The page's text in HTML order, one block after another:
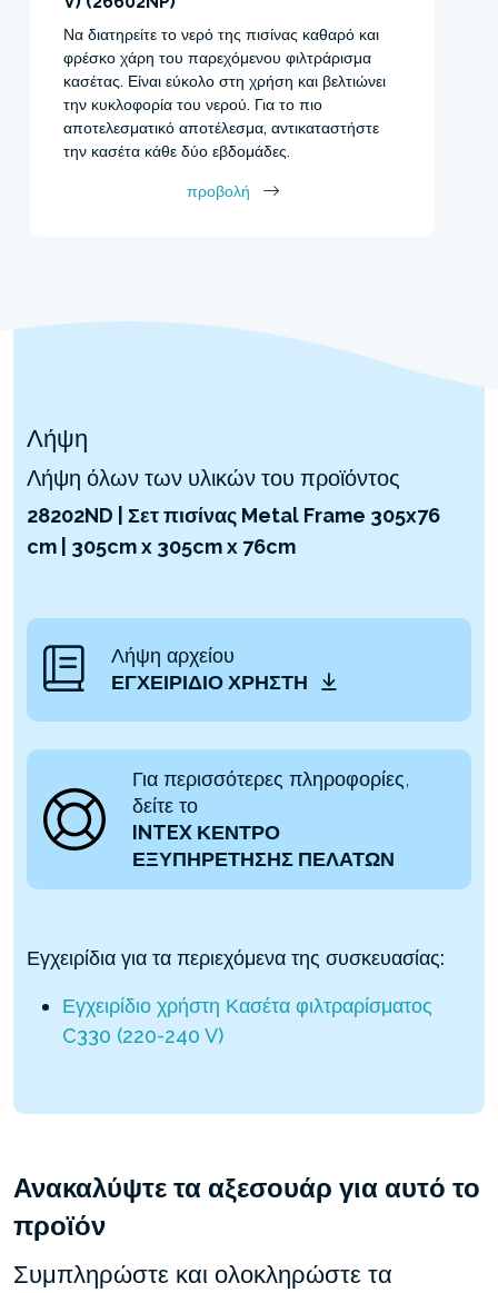
Να διατηρείτε το νερό της πισίνας καθαρό και
φρέσκο χάρη του παρεχόμενου φιλτράρισμα
κασέτας. Είναι εύκολο στη χρήση και βελτιώνει
την κυκλοφορία του νερού. Για το πιο
αποτελεσματικό αποτέλεσμα, αντικαταστήστε
την κασέτα κάθε δύο εβδομάδες.
προβολή
Λήψη
Λήψη όλων των υλικών του προϊόντος
28202ND | Σετ πισίνας Metal Frame 305x76
cm | 305cm x 305cm x 76cm
Λήψη αρχείου
ΕΓΧΕΙΡΊΔΙΟ ΧΡΉΣΤΗ
Για περισσότερες πληροφορίες,
δείτε το
INTEX ΚΕΝΤΡΟ
ΕΞΥΠΗΡΕΤΗΣΗΣ ΠΕΛΑΤΩΝ
Εγχειρίδια για τα περιεχόμενα της συσκευασίας:
Εγχειρίδιο χρήστη Κασέτα φιλτραρίσματος
C330 (220-240 V)
Ανακαλύψτε τα αξεσουάρ για αυτό το
προϊόν
Συμπληρώστε και ολοκληρώστε τα